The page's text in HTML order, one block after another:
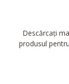
Descărcați
produsul